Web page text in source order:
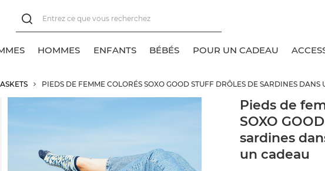
tout
HOMMES
tout
ENFANTS
tout
BÉBÉS
tout
POUR UN CADEAU
PIEDS DE FEMME COLORÉS SOXO GOOD STUFF DRÔLES DE SARDINES
Pieds de
SOXO
sardines
un cadeau